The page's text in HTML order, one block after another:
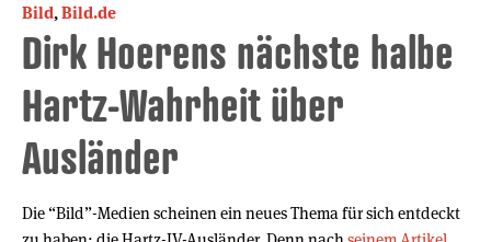
Bild,Bild.de
Dirk Hoerens nächste halbe
Hartz-Wahrheit über
Ausländer
Die “Bild”-Medien scheinen ein neues Thema für sich entdeckt